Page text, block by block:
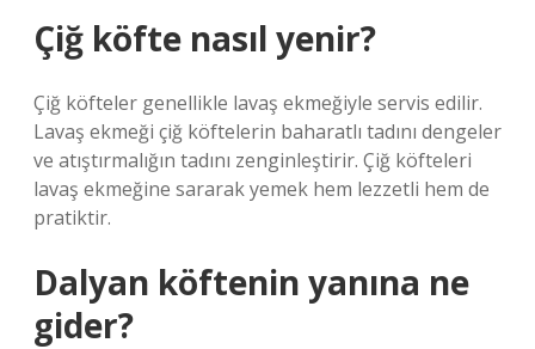
Çiğ köfte nasıl yenir?
Çiğ köfteler genellikle lavaş ekmeğiyle servis edilir.
Lavaş ekmeği çiğ köftelerin baharatlı tadını dengeler
ve atıştırmalığın tadını zenginleştirir. Çiğ köfteleri
lavaş ekmeğine sararak yemek hem lezzetli hem de
pratiktir.
Dalyan köftenin yanına ne
gider?